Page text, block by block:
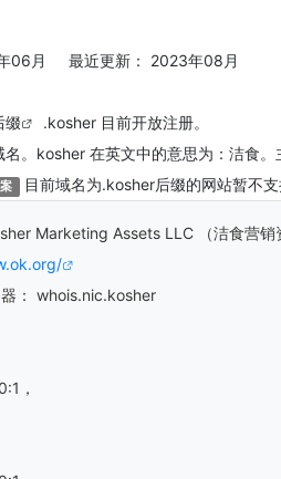
06月 最近更新： 2023年08月
缀
.kosher 目前开放注册。
。kosher 在英文中的意思为：洁食
目前域名为.kosher后缀的网站暂不支
Marketing Assets LLC （洁食营销
： whois.nic.kosher
，